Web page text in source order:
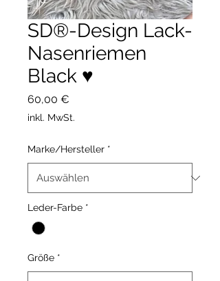
SD®-Design Lack-
Nasenriemen
Black ♥️
60,00 €
inkl. MwSt.
Marke/Hersteller *
Leder-Farbe *
Größe *